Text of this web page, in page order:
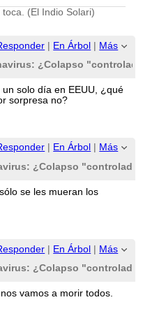
(El Indio Solari)
| En Árbol | Más
¿Colapso
solo día en EEUU, ¿qué
sorpresa no?
En Árbol
Más
¿Colapso
se les mueran los
En Árbol
Más
¿Colapso
vamos a morir todos.